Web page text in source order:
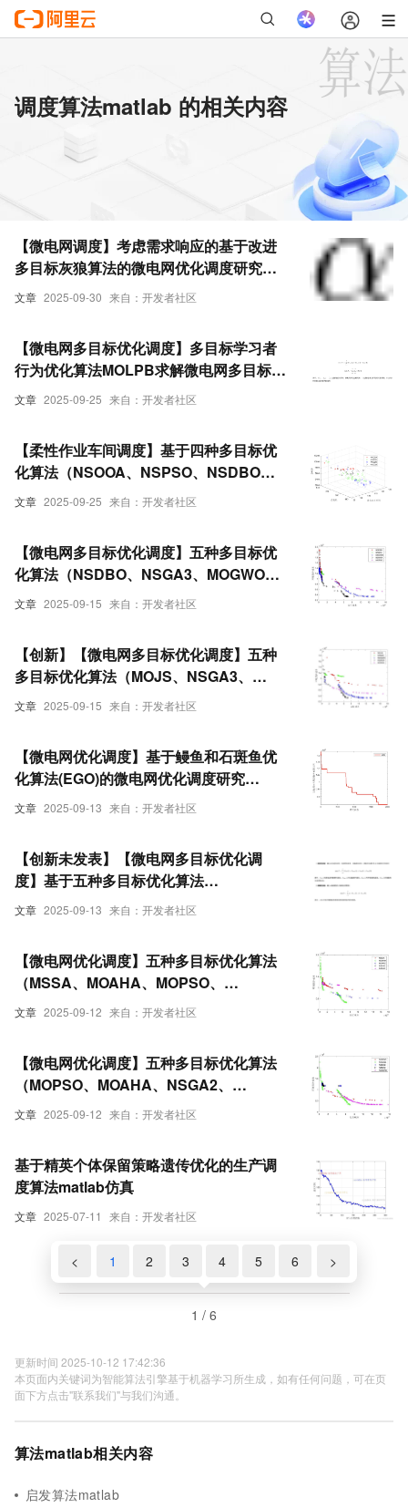
调度算法matlab 的相关内容
文章 2025-09-30 来自：开发者社区
【微电网调度】考虑需求响应的基于改进
多目标灰狼算法的微电网优化调度研究
（Matlab代码实现）
文章 2025-09-25 来自：开发者社区
【微电网多目标优化调度】多目标学习者
行为优化算法MOLPB求解微电网多目标优
化调度研究（Matlab代码实现）
文章 2025-09-25 来自：开发者社区
【柔性作业车间调度】基于四种多目标优
化算法（NSOOA、NSPSO、NSDBO、
NSCOA）求解柔性作业车间调度问题
文章 2025-09-15 来自：开发者社区
【微电网多目标优化调度】五种多目标优
化算法（NSDBO、NSGA3、MOGWO、
NSWOA、MOPSO）求解微电网多目标优
文章 2025-09-15 来自：开发者社区
【创新】【微电网多目标优化调度】五种
多目标优化算法（MOJS、NSGA3、
MOGWO、NSWOA、MOPSO）求解微电
文章 2025-09-13 来自：开发者社区
【微电网优化调度】基于鳗鱼和石斑鱼优
化算法(EGO)的微电网优化调度研究
（Matlab代码实现）
文章 2025-09-13 来自：开发者社区
【创新未发表】【微电网多目标优化调
度】基于五种多目标优化算法
（MOGWO、MOLPB、MOJS、
文章 2025-09-12 来自：开发者社区
【微电网优化调度】五种多目标优化算法
（MSSA、MOAHA、MOPSO、
NSGA3、NSGA2）求解微电网多目标优
文章 2025-09-12 来自：开发者社区
【微电网优化调度】五种多目标优化算法
（MOPSO、MOAHA、NSGA2、
NSGA3、MOGWO）求解微电网多目标优
文章 2025-07-11 来自：开发者社区
基于精英个体保留策略遗传优化的生产调
度算法matlab仿真
< 1 2 3 4 5 6 >
1 / 6
更新时间 2025-10-12 17:42:36
本页面内关键词为智能算法引擎基于机器学习所生成，如有任何问题，可在页
面下方点击"联系我们"与我们沟通。
算法matlab相关内容
启发算法matlab